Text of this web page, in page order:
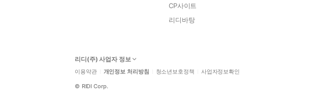
CP사이트
리디바탕
리디(주) 사업자 정보
이용약관 개인정보 처리방침 청소년보호정책 사업자정보확인
© RIDI Corp.